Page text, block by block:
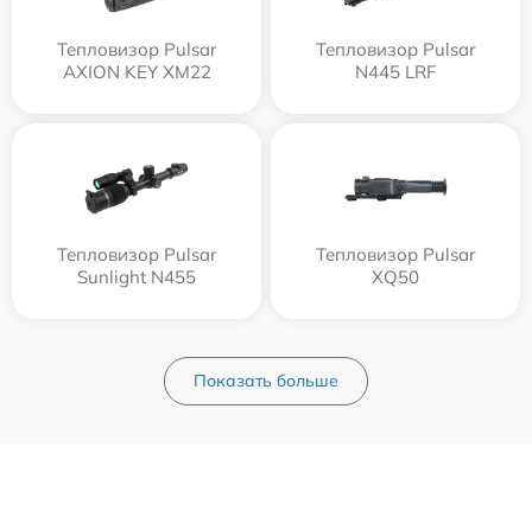
Тепловизор Pulsar
AXION KEY XM22
Тепловизор Pulsar
N445 LRF
Тепловизор Pulsar
Sunlight N455
Тепловизор Pulsar
XQ50
Показать больше